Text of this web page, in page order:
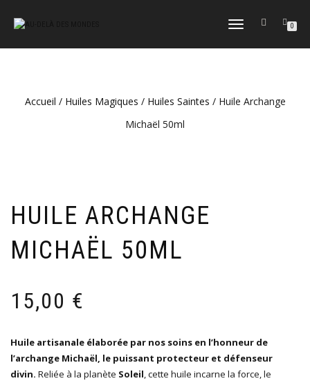
DÉPLIER
NAVIGATION
0
Accueil / Huiles Magiques / Huiles Saintes / Huile Archange
Michaël 50ml
HUILE ARCHANGE
MICHAËL 50ML
15,00 €
Huile artisanale élaborée par nos soins en l’honneur de
l’archange Michaël, le puissant protecteur et défenseur
divin. Reliée à la planète Soleil, cette huile incarne la force, le